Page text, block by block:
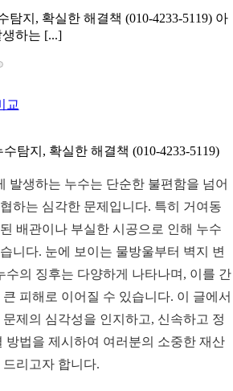
탐지, 확실한 해결책 (010-4233-5119) 아
하는 [...]
교
탐지, 확실한 해결책 (010-4233-5119)
발생하는 누수는 단순한 불편함을 넘어
하는 심각한 문제입니다. 특히 거여동
배관이나 부실한 시공으로 인해 누수
니다. 눈에 보이는 물방울부터 벽지 변
수의 징후는 다양하게 나타나며, 이를 간
피해로 이어질 수 있습니다. 이 글에서
제의 심각성을 인지하고, 신속하고 정
방법을 제시하여 여러분의 소중한 재산
리고자 합니다.